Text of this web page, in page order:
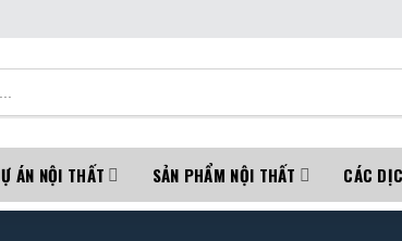
ÁN NỘI THẤT SẢN PHẨM NỘI THẤT CÁC